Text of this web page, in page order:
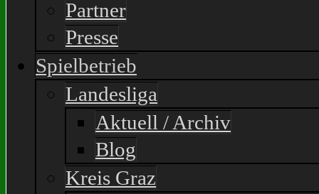
Partner
Presse
Spielbetrieb
Landesliga
Aktuell / Archiv
Blog
Kreis Graz